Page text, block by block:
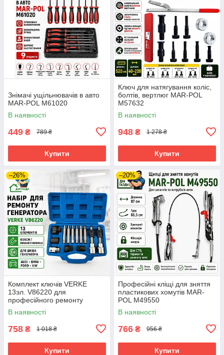
Знімачі ущільнювачів в авто
MAR-POL M61020
В наявності
449 ₴ 789 ₴
Купити
Ключ для натягування коліс,
болтів, вертлюг MAR-POL
M57632
В наявності
948 ₴ 1 278 ₴
Купити
–26%
Комплект ключів VERKE
13эл. V86220 для
професійного ремонту
генератора автомобілів
В наявності
758 ₴ 1 018 ₴
Купити
–20%
Професійні кліщі для зняття
пластикових хомутів MAR-
POL M49550
В наявності
766 ₴ 956 ₴
Купити